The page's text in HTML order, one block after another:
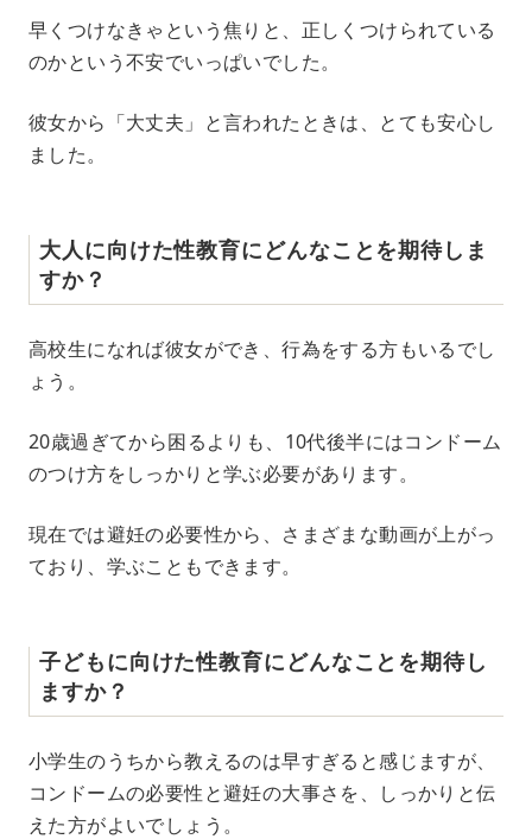
早くつけなきゃという焦りと、正しくつけられている
のかという不安でいっぱいでした。
彼女から「大丈夫」と言われたときは、とても安心し
ました。
大人に向けた性教育にどんなことを期待しま
すか？
高校生になれば彼女ができ、行為をする方もいるでし
ょう。
20歳過ぎてから困るよりも、10代後半にはコンドーム
のつけ方をしっかりと学ぶ必要があります。
現在では避妊の必要性から、さまざまな動画が上がっ
ており、学ぶこともできます。
子どもに向けた性教育にどんなことを期待し
ますか？
小学生のうちから教えるのは早すぎると感じますが、
コンドームの必要性と避妊の大事さを、しっかりと伝
えた方がよいでしょう。